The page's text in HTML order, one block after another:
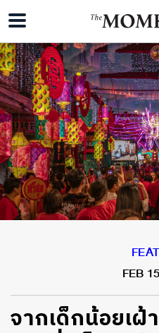
FEB
จากเด็กน้อยเ